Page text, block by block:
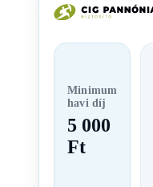
Minimum
havi díj
5 000
Ft